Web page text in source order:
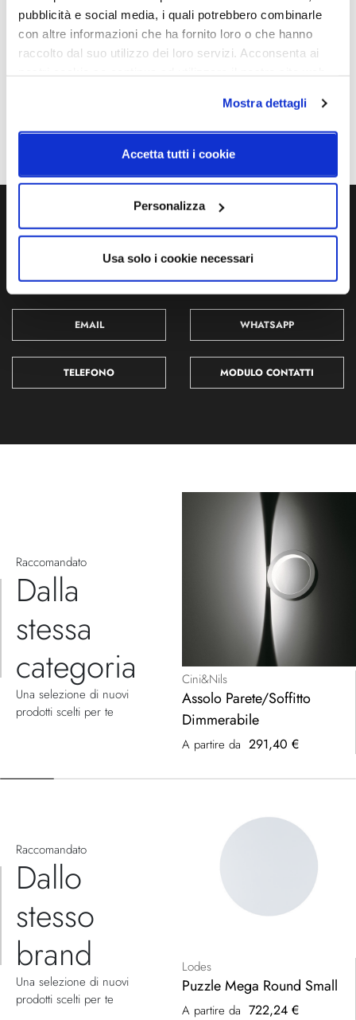
pubblicità e social media, i quali potrebbero combinarle
con altre informazioni che ha fornito loro o che hanno
raccolto dal suo utilizzo dei loro servizi. Acconsenta ai
Mostra dettagli
Accetta tutti i cookie
Personalizza
Usa solo i cookie necessari
Ti servono maggiori informazioni?
Contattaci via Chat, via telefono allo + 39 039 9909099 oppure
compila il modulo
EMAIL WHATSAPP
TELEFONO MODULO CONTATTI
Raccomandato
Dalla
stessa
categoria
Una selezione di nuovi
prodotti scelti per te
Cini&Nils
Assolo Parete/Soffitto
Dimmerabile
A partire da 291,40 €
Raccomandato
Dallo
stesso
brand
Una selezione di nuovi
prodotti scelti per te
Lodes
Puzzle Mega Round Small
A partire da 722,24 €